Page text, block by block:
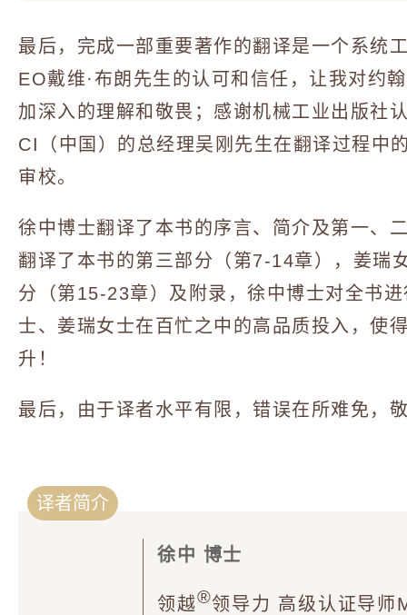
最后，完成一部重要著作的翻译是一个系统
EO戴维·布朗先生的认可和信任，让我对约
加深入的理解和敬畏；感谢机械工业出版社
CI（中国）的总经理吴刚先生在翻译过程中
审校。
徐中博士翻译了本书的序言、简介及第一、
翻译了本书的第三部分（第7-14章），姜瑞
分（第15-23章）及附录，徐中博士对全书
士、姜瑞女士在百忙之中的高品质投入，使
升！
最后，由于译者水平有限，错误在所难免，
译者简介
徐中 博士
领越®领导力 高级认证导